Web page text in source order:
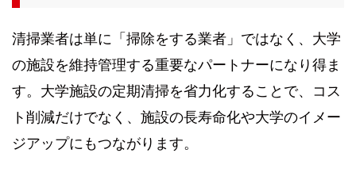
清掃業者は単に「掃除をする業者」ではなく、大学
の施設を維持管理する重要なパートナーになり得ま
す。大学施設の定期清掃を省力化することで、コス
ト削減だけでなく、施設の長寿命化や大学のイメー
ジアップにもつながります。